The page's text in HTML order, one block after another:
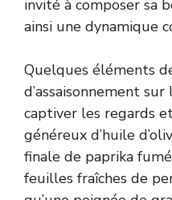
invité à composer sa
ainsi une dynamique
Quelques éléments
d’assaisonnement
captiver les regards
généreux d’huile
finale de paprika
feuilles fraîches de